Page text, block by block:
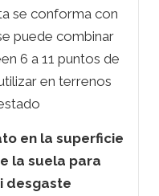
se conforma con
puede combinar
6 a 11 puntos de
en terrenos
en la superficie
la suela para
desgaste